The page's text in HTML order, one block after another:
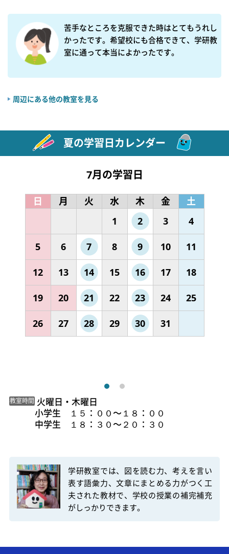
苦手なところを克服できた時はとてもうれし
かったです。希望校にも合格できて、学研教
室に通って本当によかったです。
周辺にある他の教室を見る
夏の学習日カレンダー
7月の学習日
日 月 火 水 木 金
土
1
2 3 4
5 6 7 8 9 10 11
12 13 14 15 16 17 18
19 20 21 22 23 24 25
26 27 28 29 30 31
教室時間 火曜日・木曜日
小学生　１５：００〜１８：００
中学生　１８：３０〜２０：３０
学研教室では、図を読む力、考えを言い
表す語彙力、文章にまとめる力がつく工
夫された教材で、学校の授業の補完補充